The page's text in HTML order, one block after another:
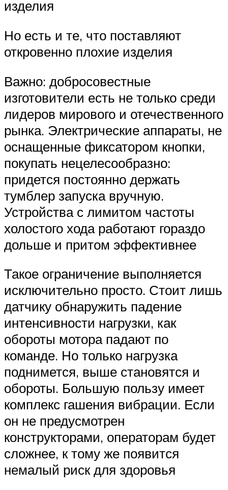
изделия
Но есть и те, что поставляют
откровенно плохие изделия
Важно: добросовестные
изготовители есть не только среди
лидеров мирового и отечественного
рынка. Электрические аппараты, не
оснащенные фиксатором кнопки,
покупать нецелесообразно:
придется постоянно держать
тумблер запуска вручную.
Устройства с лимитом частоты
холостого хода работают гораздо
дольше и притом эффективнее
Такое ограничение выполняется
исключительно просто. Стоит лишь
датчику обнаружить падение
интенсивности нагрузки, как
обороты мотора падают по
команде. Но только нагрузка
поднимется, выше становятся и
обороты. Большую пользу имеет
комплекс гашения вибрации. Если
он не предусмотрен
конструкторами, операторам будет
сложнее, к тому же появится
немалый риск для здоровья